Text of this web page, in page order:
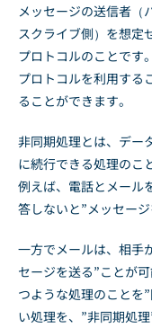
メッセージの送信者（
スクライブ側）を想定
プロトコルのことです
プロトコルを利用する
ることができます。
非同期処理とは、デー
に続行できる処理のこ
例えば、電話とメール
答しないと”メッセー
一方でメールは、相手
セージを送る”ことが
つような処理のことを
い処理を、”非同期処